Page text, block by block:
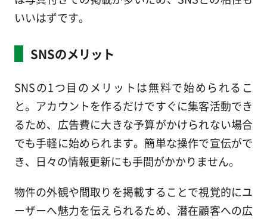
いいはずです。
SNSのメリット
SNSの1つ目のメリットは無料で始められるこ
と。アカウントを作るだけですぐに集客活動でき
るため、広告費に大きな予算がかけられない場合
でも手軽に始められます。簡単な操作で宣伝がで
き、日々の情報更新にも手間がかかりません。
物件の外観や間取りを掲載することで視覚的にユ
ーザーへ魅力を伝えられるため、潜在顧客への広